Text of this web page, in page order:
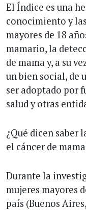
El Índice es una
conocimiento y
mayores de 18
mamario, la
de mama y, a su
un bien social, de
ser adoptado por
salud y otras
¿Qué dicen saber
el cáncer de
Durante la
mujeres mayores
país (Buenos